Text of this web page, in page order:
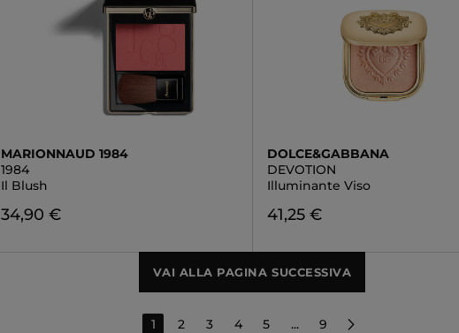
MARIONNAUD 1984
1984
Il Blush
34,90 €
DOLCE&GABBANA
DEVOTION
Illuminante Viso
41,25 €
VAI ALLA PAGINA SUCCESSIVA
1 2 3 4 5 ... 9